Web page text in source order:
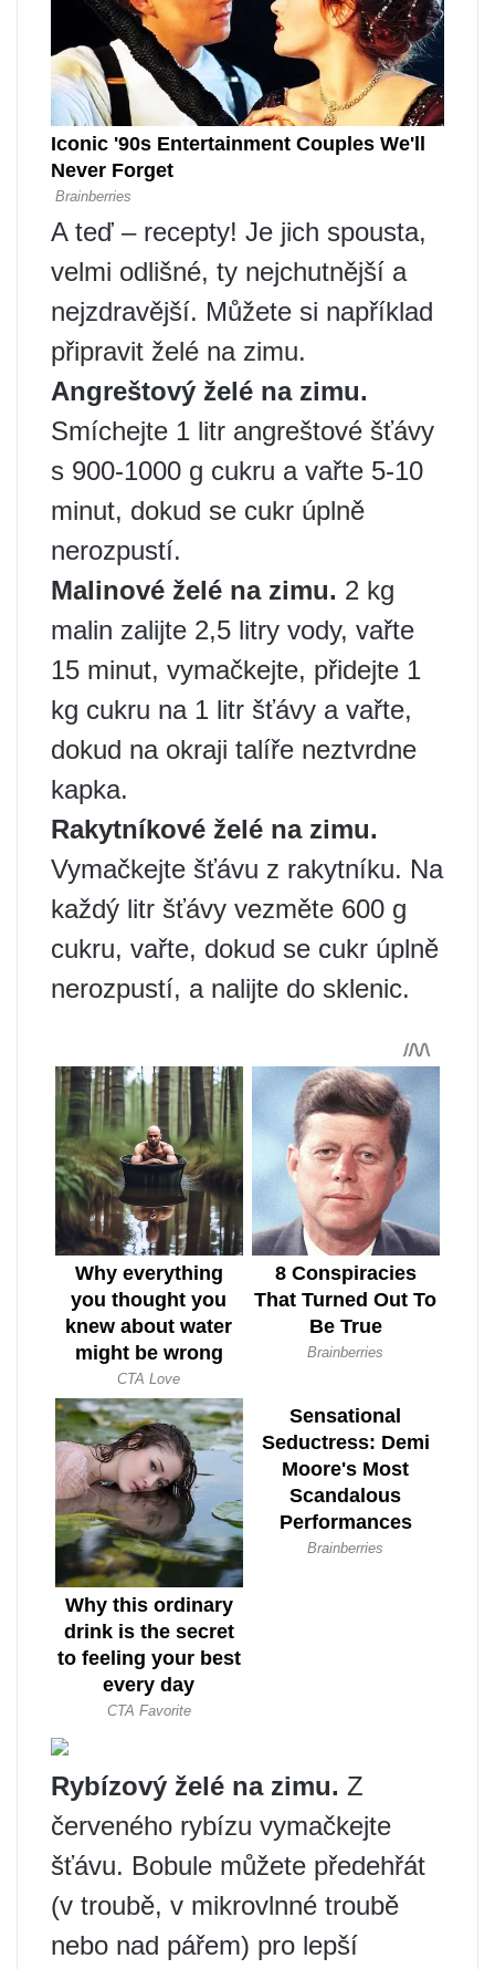
A teď – recepty! Je jich spousta,
velmi odlišné, ty nejchutnější a
nejzdravější. Můžete si například
připravit želé na zimu.
Angreštový želé na zimu.
Smíchejte 1 litr angreštové šťávy
s 900-1000 g cukru a vařte 5-10
minut, dokud se cukr úplně
nerozpustí.
Malinové želé na zimu. 2 kg
malin zalijte 2,5 litry vody, vařte
15 minut, vymačkejte, přidejte 1
kg cukru na 1 litr šťávy a vařte,
dokud na okraji talíře neztvrdne
kapka.
Rakytníkové želé na zimu.
Vymačkejte šťávu z rakytníku. Na
každý litr šťávy vezměte 600 g
cukru, vařte, dokud se cukr úplně
nerozpustí, a nalijte do sklenic.
Rybízový želé na zimu. Z
červeného rybízu vymačkejte
šťávu. Bobule můžete předehřát
(v troubě, v mikrovlnné troubě
nebo nad pářem) pro lepší